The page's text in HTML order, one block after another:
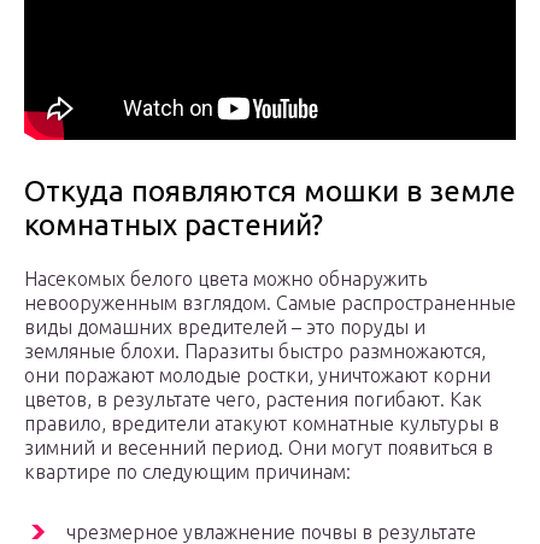
Откуда появляются мошки в земле
комнатных растений?
Насекомых белого цвета можно обнаружить
невооруженным взглядом. Самые распространенные
виды домашних вредителей – это поруды и
земляные блохи. Паразиты быстро размножаются,
они поражают молодые ростки, уничтожают корни
цветов, в результате чего, растения погибают. Как
правило, вредители атакуют комнатные культуры в
зимний и весенний период. Они могут появиться в
квартире по следующим причинам:
чрезмерное увлажнение почвы в результате